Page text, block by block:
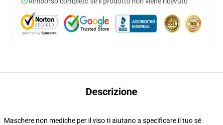
Descrizione
Maschere non mediche per il viso ti aiutano a specificare il tuo sé